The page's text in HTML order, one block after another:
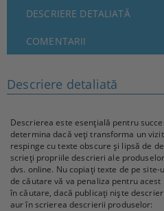
DESCRIERE DETALIATĂ
COMENTARII
Descriere detaliată
Descrierea este esențială pentru
determina dacă veți transforma un
respinge cu texte obscure și lipsă de
scrieți propriile descrieri ale
dvs. online. Nu copiați texte de pe
de căutare vă va penaliza pentru
în căutare, dacă publicați niște
aur în scrierea descrierii produselor: